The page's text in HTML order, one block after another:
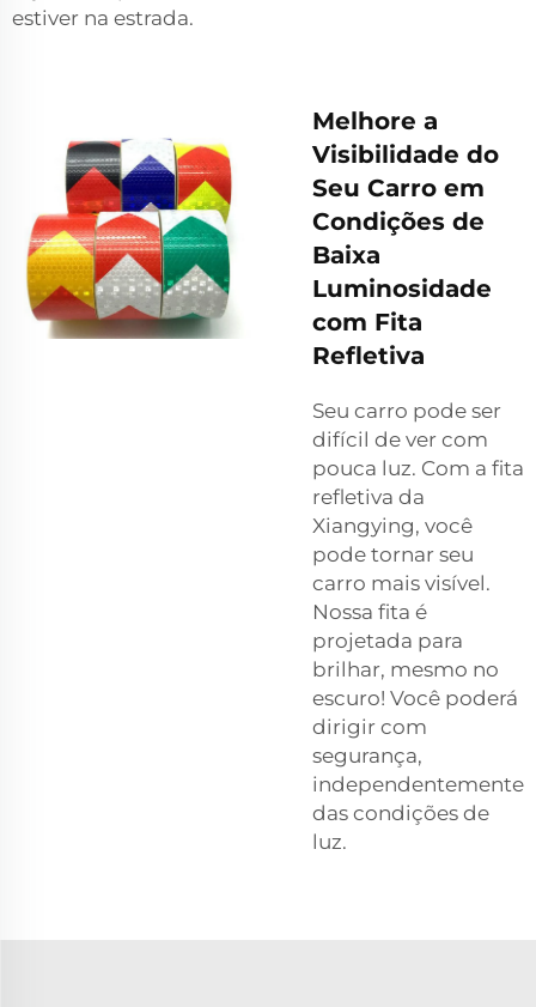
estiver na estrada.
Melhore a
Visibilidade do
Seu Carro em
Condições de
Baixa
Luminosidade
com Fita
Refletiva
Seu carro pode ser
difícil de ver com
pouca luz. Com a fita
refletiva da
Xiangying, você
pode tornar seu
carro mais visível.
Nossa fita é
projetada para
brilhar, mesmo no
escuro! Você poderá
dirigir com
segurança,
independentemente
das condições de
luz.